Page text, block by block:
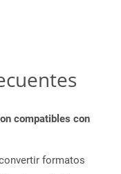
compatibles con
formatos